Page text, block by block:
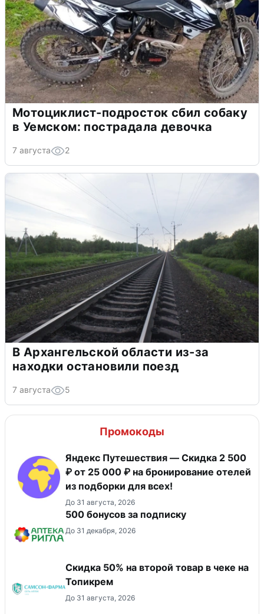
Мотоциклист-подросток сбил собаку
в Уемском: пострадала девочка
7 августа 2
В Архангельской области из-за
находки остановили поезд
7 августа 5
Промокоды
Яндекс Путешествия — Скидка 2 500
₽ от 25 000 ₽ на бронирование отелей
из подборки для всех!
До 31 августа, 2026
500 бонусов за подписку
До 31 декабря, 2026
Скидка 50% на второй товар в чеке на
Топикрем
До 31 августа, 2026